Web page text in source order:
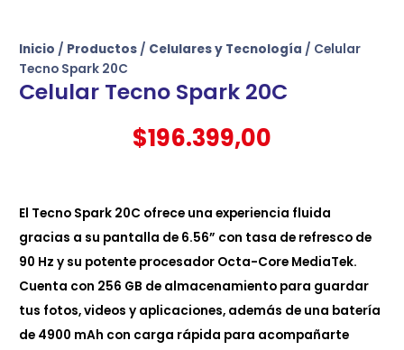
Inicio / Productos / Celulares y Tecnología / Celular
Tecno Spark 20C
Celular Tecno Spark 20C
$196.399,00
El Tecno Spark 20C ofrece una experiencia fluida
gracias a su pantalla de 6.56” con tasa de refresco de
90 Hz y su potente procesador Octa-Core MediaTek.
Cuenta con 256 GB de almacenamiento para guardar
tus fotos, videos y aplicaciones, además de una batería
de 4900 mAh con carga rápida para acompañarte